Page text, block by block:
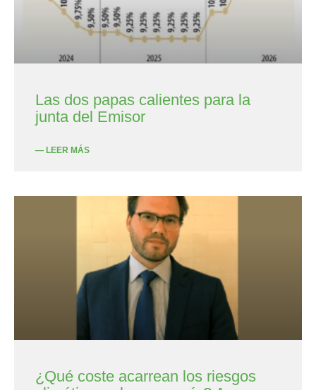
Las dos papas calientes para la
junta del Emisor
— LEER MÁS
¿Qué coste acarrean los riesgos